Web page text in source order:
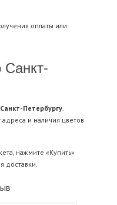
оплаты или
Санкт-
Петербургу.
и наличия цветов
нажмите «Купить»
доставки.